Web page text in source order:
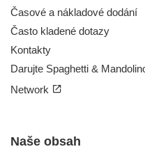
Časové a nákladové dodání
Často kladené dotazy
Kontakty
Darujte Spaghetti &
Network
Naše obsah